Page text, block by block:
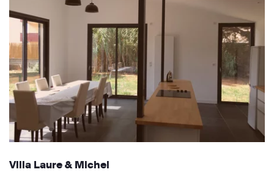
Villa Laure & Michel